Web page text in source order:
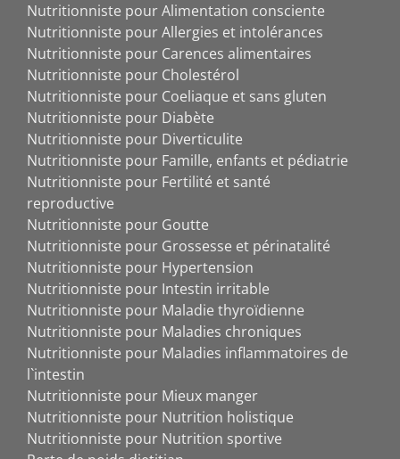
Nutritionniste pour Alimentation consciente
Nutritionniste pour Allergies et intolérances
Nutritionniste pour Carences alimentaires
Nutritionniste pour Cholestérol
Nutritionniste pour Coeliaque et sans gluten
Nutritionniste pour Diabète
Nutritionniste pour Diverticulite
Nutritionniste pour Famille, enfants et pédiatrie
Nutritionniste pour Fertilité et santé
reproductive
Nutritionniste pour Goutte
Nutritionniste pour Grossesse et périnatalité
Nutritionniste pour Hypertension
Nutritionniste pour Intestin irritable
Nutritionniste pour Maladie thyroïdienne
Nutritionniste pour Maladies chroniques
Nutritionniste pour Maladies inflammatoires de
l`intestin
Nutritionniste pour Mieux manger
Nutritionniste pour Nutrition holistique
Nutritionniste pour Nutrition sportive